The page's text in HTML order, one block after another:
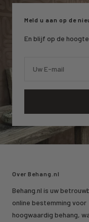
Meld u aan op de
En blijf op de
Uw E-mail
Over Behang.nl
Behang.nl is uw
online bestemming voor
hoogwaardig behang,